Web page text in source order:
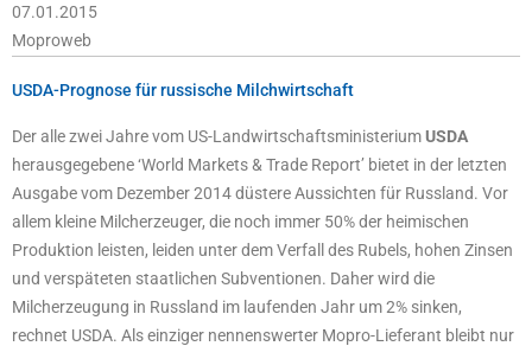
07.01.2015
Moproweb
USDA-Prognose für russische Milchwirtschaft
Der alle zwei Jahre vom US-LandwirtschaftsministeriumUSDA
herausgegebene ‘World Markets & Trade Report’ bietet in der letzten
Ausgabe vom Dezember 2014 düstere Aussichten für Russland. Vor
allem kleine Milcherzeuger, die noch immer 50% der heimischen
Produktion leisten, leiden unter dem Verfall des Rubels, hohen Zinsen
und verspäteten staatlichen Subventionen. Daher wird die
Milcherzeugung in Russland im laufenden Jahr um 2% sinken,
rechnet USDA. Als einziger nennenswerter Mopro-Lieferant bleibt nur